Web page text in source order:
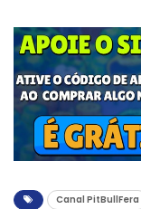
Canal PitBullFera